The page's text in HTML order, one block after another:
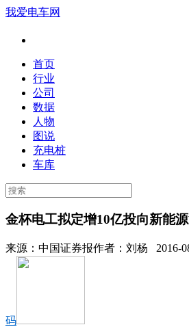
我爱电车网
首页
行业
公司
数据
人物
图说
充电桩
车库
金杯电工拟定增10亿投向新能
来源： 中国证券报作者： 刘杨 2016-
码